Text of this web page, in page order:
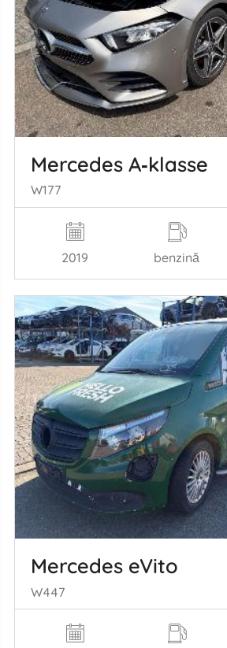
Mercedes A‑klasse
W177
2019 benzină
Mercedes eVito
W447